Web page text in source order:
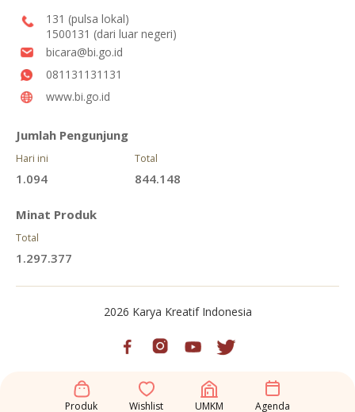
Produk Wishlist UMKM Agenda
131 (pulsa lokal)
1500131 (dari luar negeri)
bicara@bi.go.id
081131131131
www.bi.go.id
Jumlah Pengunjung
Hari ini
1.094
Total
844.148
Minat Produk
Total
1.297.377
2026 Karya Kreatif Indonesia